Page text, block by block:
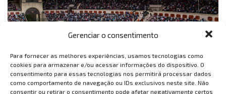
Gerenciar o consentimento
Para fornecer as melhores experiências, usamos tecnologias como
cookies para armazenar e/ou acessar informações do dispositivo. O
consentimento para essas tecnologias nos permitirá processar dados
como comportamento de navegação ou IDs exclusivos neste site. Não
consentir ou retirar o consentimento pode afetar negativamente certos
8) Alton Towers Resort (Alton, Reino Unido)